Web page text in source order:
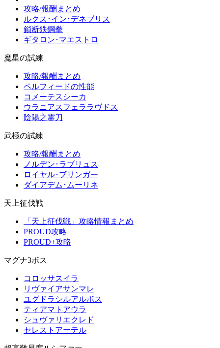
攻略/報酬まとめ
ルクス･イン･デネブリス
鎖断鉄鋼拳
ギタロン･マエストロ
魔星の試練
攻略/報酬まとめ
ペルフィードの性能
コメーテスシーカ
ウラニアスフェララヴドス
陰陽之霊刀
武極の試練
攻略/報酬まとめ
ノルデン･ラブリュス
ロイヤル･ブリンガー
ダイアデム･ムーリネ
天上征伐戦
「天上征伐戦」攻略情報まとめ
PROUD攻略
PROUD+攻略
マグナ3ボス
コロッサスイラ
リヴァイアサンマレ
ユグドラシルアルボス
ティアマトアウラ
シュヴァリエクレド
セレストアーテル